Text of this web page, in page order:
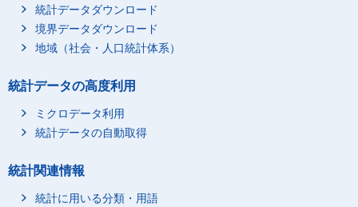
統計データダウンロード
境界データダウンロード
地域（社会・人口統計体系）
統計データの高度利用
ミクロデータ利用
統計データの自動取得
統計関連情報
統計に用いる分類・用語